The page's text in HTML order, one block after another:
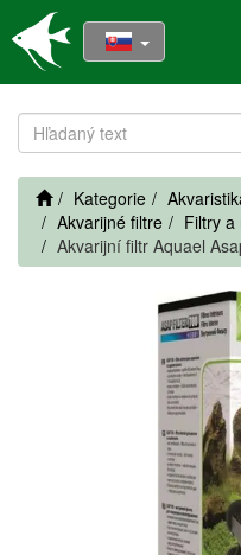
Kategorie
Akvarijné filtre
Filtry a
Akvarijní filtr Aquael